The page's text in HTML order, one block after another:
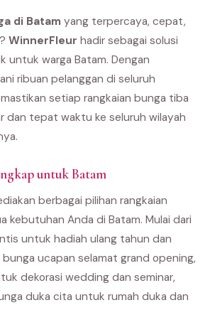
di Batam yang terpercaya, cepat,
WinnerFleur hadir sebagai solusi
untuk warga Batam. Dengan
ribuan pelanggan di seluruh
setiap rangkaian bunga tiba
dan tepat waktu ke seluruh wilayah
untuk Batam
berbagai pilihan rangkaian
kebutuhan Anda di Batam. Mulai dari
untuk hadiah ulang tahun dan
ucapan selamat grand opening,
dekorasi wedding dan seminar,
duka cita untuk rumah duka dan